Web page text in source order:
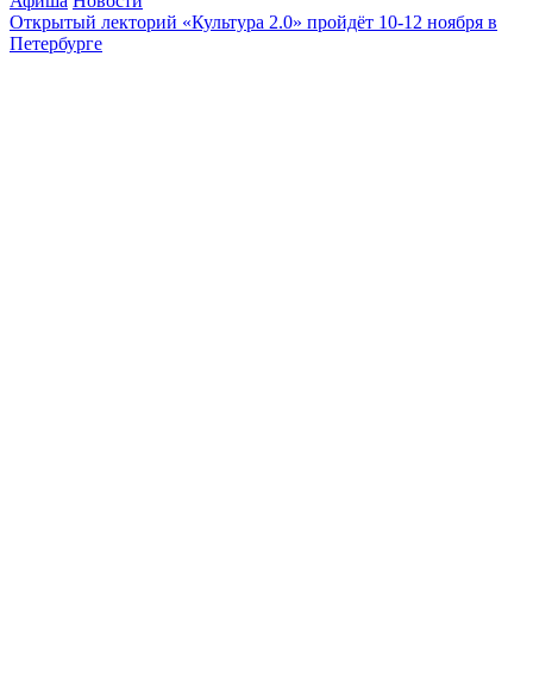
Открытый лекторий «Культура 2.0» пройдёт 10-12 ноября в
Петербурге